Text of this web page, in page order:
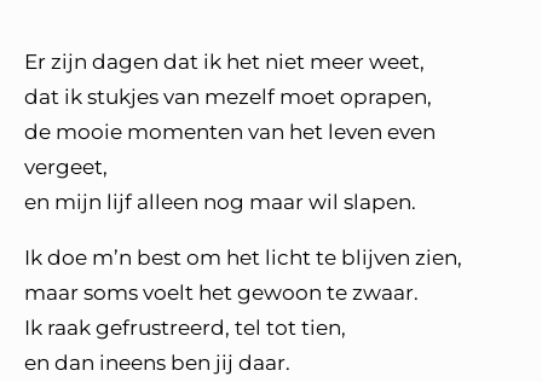
Er zijn dagen dat ik het niet meer weet,
dat ik stukjes van mezelf moet oprapen,
de mooie momenten van het leven even
vergeet,
en mijn lijf alleen nog maar wil slapen.
Ik doe m’n best om het licht te blijven zien,
maar soms voelt het gewoon te zwaar.
Ik raak gefrustreerd, tel tot tien,
en dan ineens ben jij daar.